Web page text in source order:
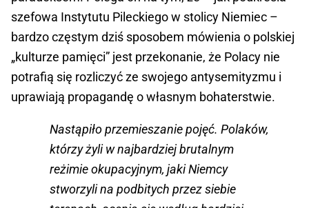
szefowa Instytutu Pileckiego w stolicy Niemiec –
bardzo częstym dziś sposobem mówienia o polskiej
„kulturze pamięci” jest przekonanie, że Polacy nie
potrafią się rozliczyć ze swojego antysemityzmu i
uprawiają propagandę o własnym bohaterstwie.
Nastąpiło przemieszanie pojęć. Polaków,
którzy żyli w najbardziej brutalnym
reżimie okupacyjnym, jaki Niemcy
stworzyli na podbitych przez siebie